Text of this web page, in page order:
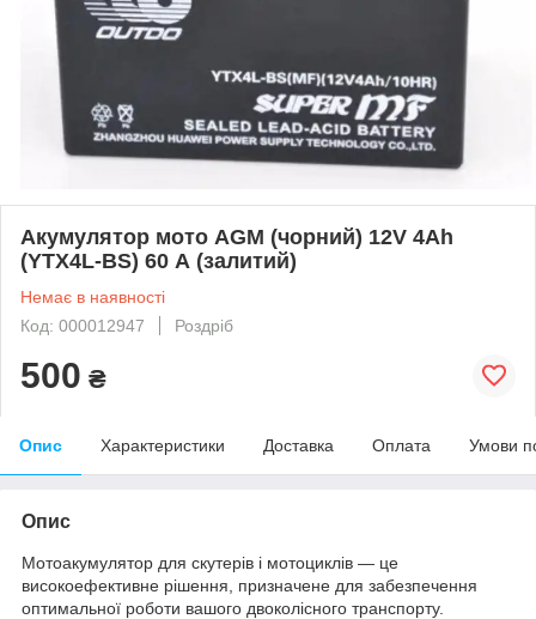
Акумулятор мото AGM (чорний) 12V 4Ah
(YTX4L-BS) 60 А (залитий)
Немає в наявності
Код: 000012947
Роздріб
500 ₴
Опис Характеристики Доставка Оплата Умови
Опис
Мотоакумулятор для скутерів і мотоциклів — це
високоефективне рішення, призначене для забезпечення
оптимальної роботи вашого двоколісного транспорту.